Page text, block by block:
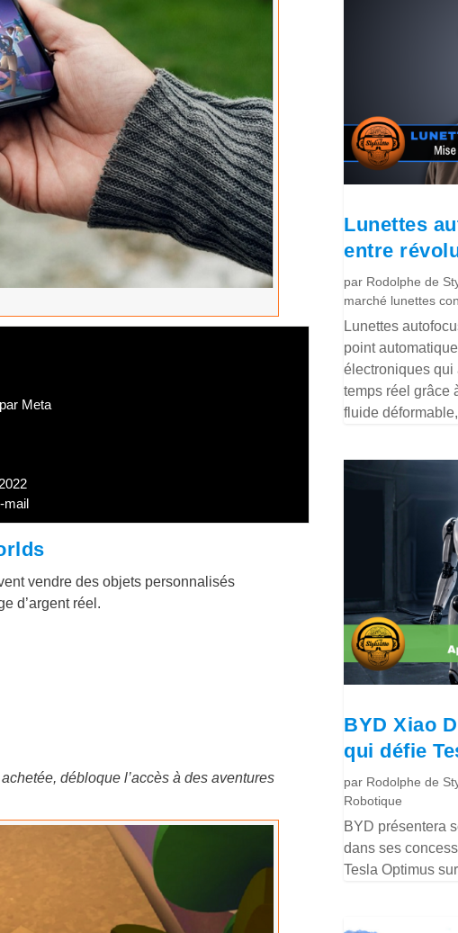
Meta
mail
vendre des objets personnalisés
d’argent réel.
débloque l’accès à des aventures
Lunettes
entre
par Rodolphe de
marché lunettes
Lunettes
point
électroniques qui
temps réel grâce
fluide
BYD Xiao
qui défie
par Rodolphe de
Robotique
BYD présentera
dans ses
Tesla Optimus